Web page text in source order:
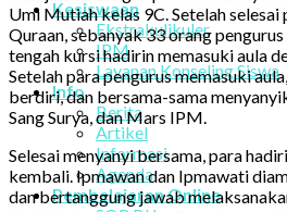
Kesiswaan
Ekstrakulikuler
IPM
Layanan Konseling Siswa
Info
Berita
Artikel
Informasi
Agenda
Pembelajaran Online
Umi Mutiah kelas 9C. Setelah
Quraan, sebanyak 33 orang
tengah kursi hadirin memasuki aula
Setelah para pengurus memasuki
berdiri, dan bersama-sama
Sang Surya, dan Mars IPM.
Selesai menyanyi bersama, para
kembali. Ipmawan dan Ipmawati
dan bertanggung jawab